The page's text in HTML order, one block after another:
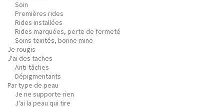
Soin
Premières rides
Rides installées
Rides marquées, perte de fermeté
Soins teintés, bonne mine
Je rougis
J'ai des taches
Anti-tâches
Dépigmentants
Par type de peau
Je ne supporte rien
J'ai la peau qui tire